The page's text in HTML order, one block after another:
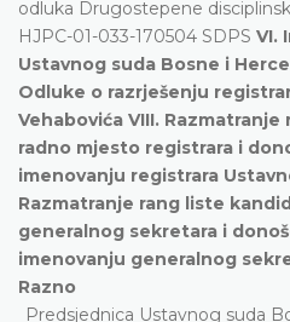
odluka Drugostepene
HJPC-01-033-170504 SDPS VI.
Ustavnog suda Bosne i
Odluke o razrješenju
Vehabovića VIII.
radno mjesto registrara i
imenovanju registrara
Razmatranje rang liste
generalnog sekretara i
imenovanju generalnog
Razno
Predsjednica Ustavnog suda